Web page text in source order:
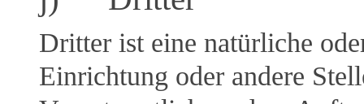
Dritter ist eine natürliche
Einrichtung oder andere